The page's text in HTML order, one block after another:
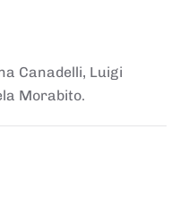
Canadelli, Luigi
Morabito.